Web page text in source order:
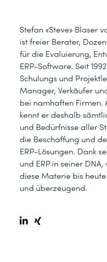
Stefan «Steve» Blaser
ist freier Berater,
für die Evaluierung,
ERP-Software. Seit
Schulungs und
Manager, Verkäufer
bei namhaften Firmen.
kennt er deshalb
und Bedürfnisse aller
die Beschaffung und
ERP-Lösungen. Dank
und ERP in seiner
diese Materie bis
und überzeugend.